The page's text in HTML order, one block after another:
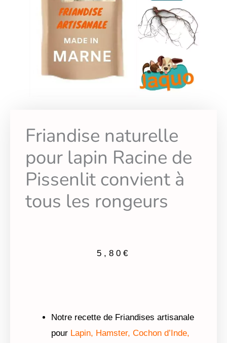
Friandise naturelle
pour lapin Racine de
Pissenlit convient à
tous les rongeurs
5,80 €
Notre recette de Friandises artisanale
pour Lapin, Hamster, Cochon d’Inde,